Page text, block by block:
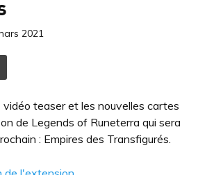
2021
AUX
vidéo teaser et les nouvelles cartes
de Legends of Runeterra qui sera
: Empires des Transfigurés.